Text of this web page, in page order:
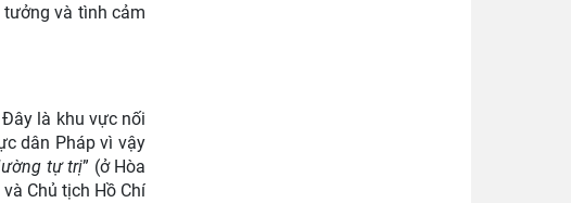
và tình cảm
là khu vực nối
dân Pháp vì vậy
tự trị” (ở Hòa
Chủ tịch Hồ Chí